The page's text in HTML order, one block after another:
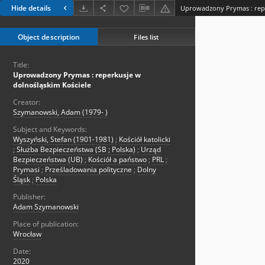
Hide details
Object description Files list
Title:
Uprowadzony Prymas : reperkusje w
dolnośląskim Kościele
Creator:
Szymanowski, Adam (1979- )
Subject and Keywords:
Wyszyński, Stefan (1901-1981) ; Kościół katolicki
; Służba Bezpieczeństwa (SB ; Polska) ; Urząd
Bezpieczeństwa (UB) ; Kościół a państwo ; PRL ;
Prymasi ; Prześladowania polityczne ; Dolny
Śląsk ; Polska
Publisher:
Adam Szymanowski
Place of publication:
Wrocław
Date:
2020